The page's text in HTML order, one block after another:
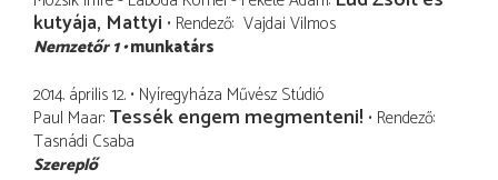
kutyája, Mattyi Rendező Vajdai Vilmos
Nemzetőr 1 munkatárs
2014. április 12. Nyíregyháza Művész Stúdió
Paul Maar Tessék engem megmenteni! Rendező
Tasnádi Csaba
Szereplő